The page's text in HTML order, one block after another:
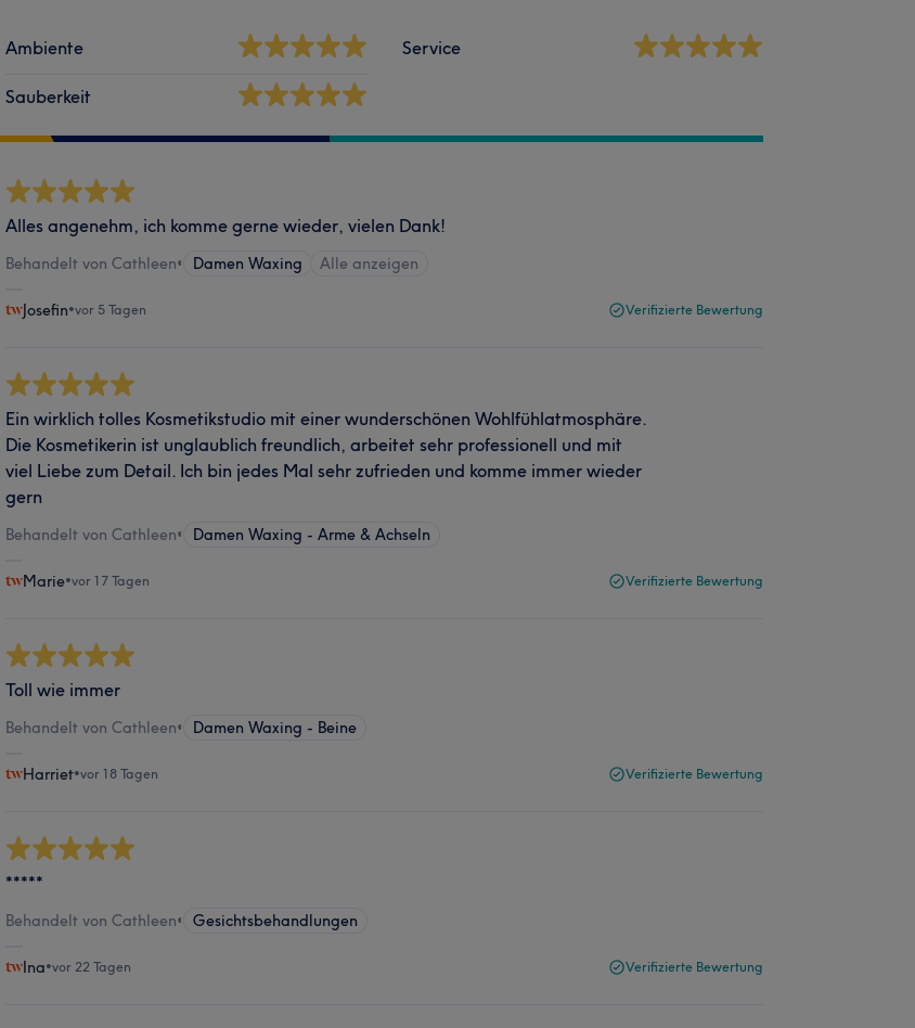
Ambiente
Sauberkeit
Service
Alles angenehm, ich komme gerne wieder, vielen Dank!
Behandelt von Cathleen• Damen Waxing Alle anzeigen
Josefin•vor 5 Tagen Verifizierte Bewertung
Ein wirklich tolles Kosmetikstudio mit einer wunderschönen Wohlfühlatmosphäre.
Die Kosmetikerin ist unglaublich freundlich, arbeitet sehr professionell und mit
viel Liebe zum Detail. Ich bin jedes Mal sehr zufrieden und komme immer wieder
gern
Behandelt von Cathleen• Damen Waxing - Arme & Achseln
Marie•vor 17 Tagen Verifizierte Bewertung
Toll wie immer
Behandelt von Cathleen• Damen Waxing - Beine
Harriet•vor 18 Tagen Verifizierte Bewertung
*****
Behandelt von Cathleen• Gesichtsbehandlungen
Ina•vor 22 Tagen Verifizierte Bewertung